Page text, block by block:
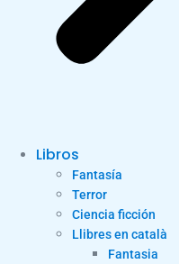
Libros
Fantasía
Terror
Ciencia ficción
Llibres en català
Fantasia